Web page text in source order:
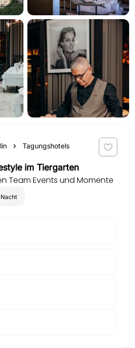
Tagungshotels
im Tiergarten
Team Events und Momente
Nacht